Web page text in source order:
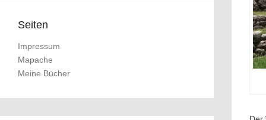
Seiten
Impressum
Mapache
Meine Bücher